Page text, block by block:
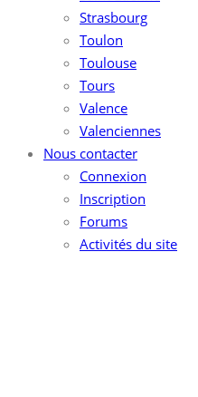
Strasbourg
Toulon
Toulouse
Tours
Valence
Valenciennes
Nous contacter
Connexion
Inscription
Forums
Activités du site